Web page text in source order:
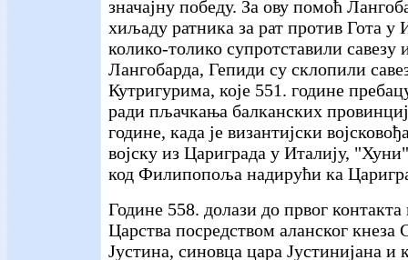
значајну победу. За ову помоћ
хиљаду ратника за рат против Гота у
колико-толико супротставили савезу
Лангобарда, Гепиди су склопили
Кутригурима, које 551. године
ради пљачкања балканских
године, када је византијски
војску из Цариграда у Италију,
код Филипопоља надирући ка
Године 558. долази до првог
Царства посредством аланског кнеза
Јустина, синовца цара Јустинијана и